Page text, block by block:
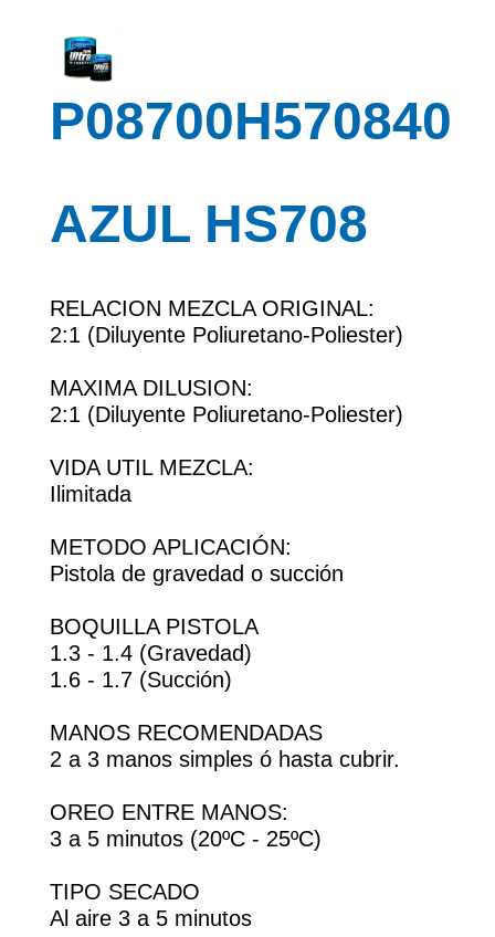
P08700H570840
AZUL HS708
RELACION MEZCLA ORIGINAL:
2:1 (Diluyente Poliuretano-Poliester)
MAXIMA DILUSION:
2:1 (Diluyente Poliuretano-Poliester)
VIDA UTIL MEZCLA:
Ilimitada
METODO APLICACIÓN:
Pistola de gravedad o succión
BOQUILLA PISTOLA
1.3 - 1.4 (Gravedad)
1.6 - 1.7 (Succión)
MANOS RECOMENDADAS
2 a 3 manos simples ó hasta cubrir.
OREO ENTRE MANOS:
3 a 5 minutos (20ºC - 25ºC)
TIPO SECADO
Al aire 3 a 5 minutos